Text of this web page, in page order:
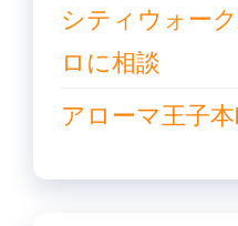
シティウォー
ロに相談
アローマ王子